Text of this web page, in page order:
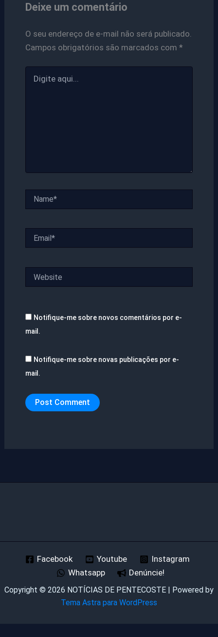
Deixe um comentário
O seu endereço de e-mail não será publicado.
Campos obrigatórios são marcados com *
aqui...
Notifique-me sobre novos comentários por e-
mail.
Notifique-me sobre novas publicações por e-
mail.
Facebook Youtube
Instagram
Whatsapp
Denúncie!
Copyright © 2026 NOTÍCIAS DE PENTECOSTE | Powered by
Tema Astra para WordPress